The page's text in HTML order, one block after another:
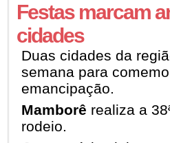
Festas marcam
cidades
Duas cidades da
semana para
emancipação.
Mamborê realiza a
rodeio.